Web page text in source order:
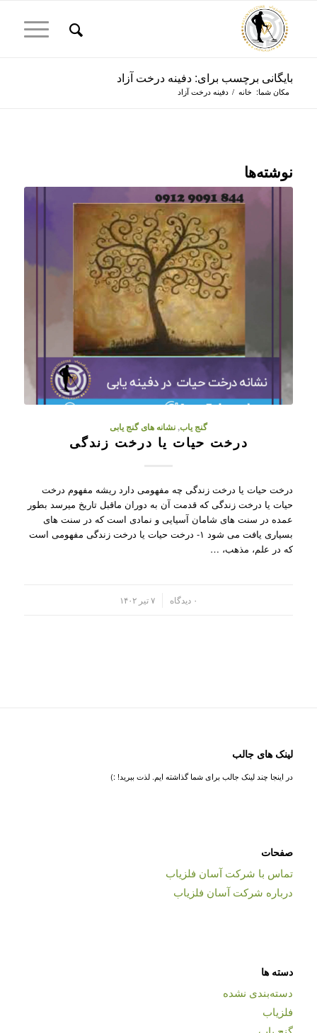
بایگانی برچسب برای: دفینه درخت آزاد
مکان شما: خانه / دفینه درخت آزاد
نوشته‌ها
گنج یاب,نشانه های گنج یابی
درخت حیات یا درخت زندگی
درخت حیات یا درخت زندگی چه مفهومی دارد ریشه مفهوم درخت
حیات یا درخت زندگی که قدمت آن به دوران ماقبل تاریخ میرسد بطور
عمده در سنت های شامان آسیایی و نمادی است که در سنت های
بسیاری یافت می شود ۱- درخت حیات یا درخت زندگی مفهومی است
که در علم، مذهب، …
۰ دیدگاه ۷ تیر ۱۴۰۲
لینک های جالب
در اینجا چند لینک جالب برای شما گذاشته ایم. لذت ببرید! :)
صفحات
تماس با شرکت آسان فلزیاب
درباره شرکت آسان فلزیاب
دسته ها
دسته‌بندی نشده
فلزیاب